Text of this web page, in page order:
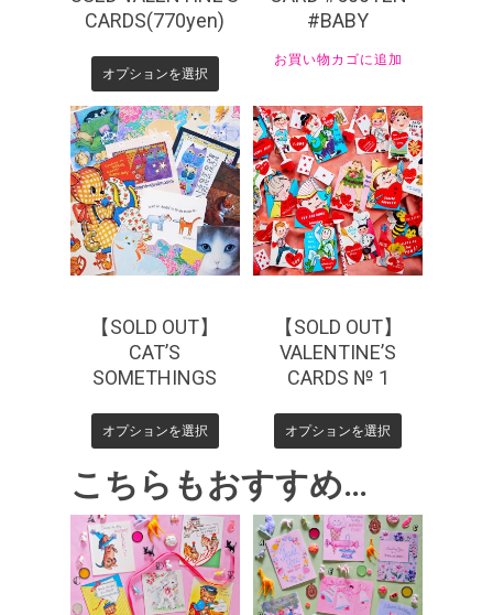
CARDS(770yen)
オプションを選択
#BABY
お買い物カゴに追加
¥550
¥1,650
【SOLD OUT】
CAT’S
SOMETHINGS
オプションを選択
¥440
【SOLD OUT】
VALENTINE’S
CARDS № 1
オプションを選択
こちらもおすすめ…
¥550 ¥440